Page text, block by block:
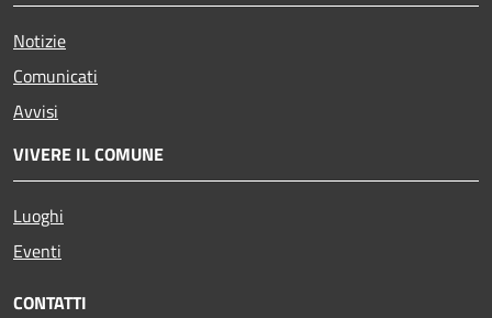
Notizie
Comunicati
Avvisi
VIVERE IL COMUNE
Luoghi
Eventi
CONTATTI